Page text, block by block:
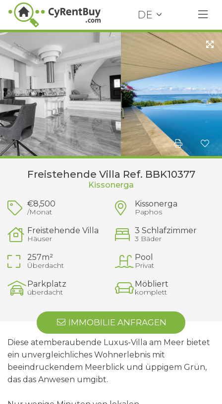
DE
Freistehende Villa Ref. BBK10377
Kissonerga
€8,500
/Monat
Kissonerga
Paphos
Freistehende Villa
Häuser
3 Schlafzimmer
3 Bäder
257m²
Überdacht
Pool
Privat
Parkplatz
überdacht
Möbliert
komplett
IMMOBILIE ANFRAGEN
Diese atemberaubende Luxus-Villa am Meer bietet
ein unvergleichliches Wohnerlebnis mit
beeindruckendem Meerblick und üppigem Grün,
das das Anwesen umgibt.